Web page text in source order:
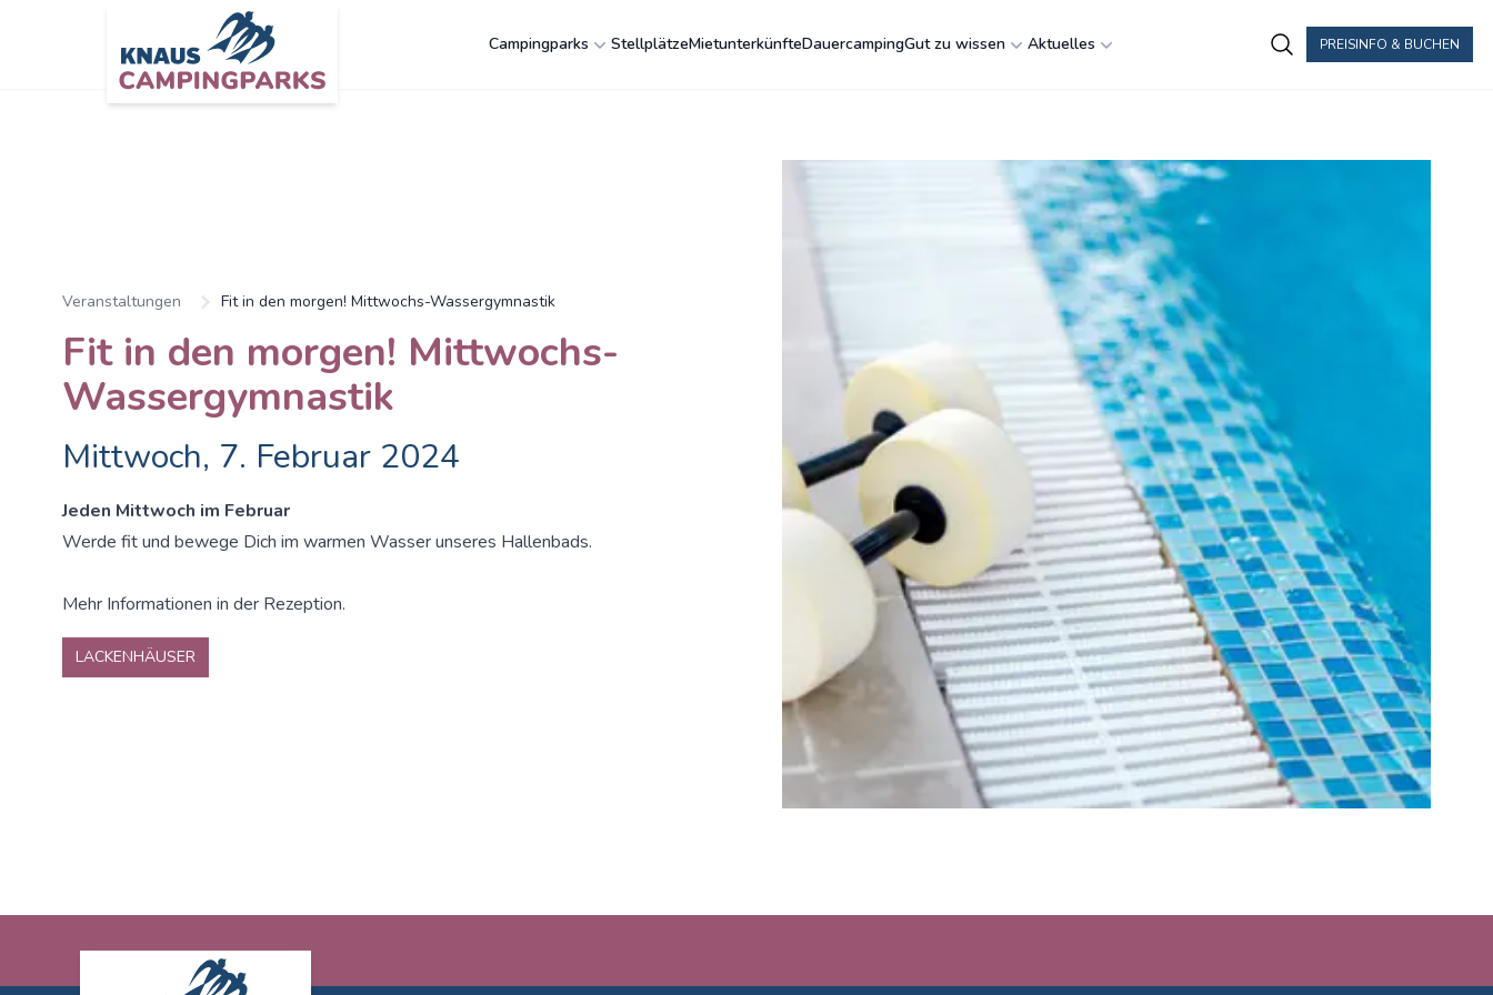
Zum Hauptinhalt springen
PREISINFO & BUCHEN
Campingparks StellplätzeMietunterkünfteDauercampingGut zu wissen Aktuelles
Veranstaltungen Fit in den morgen! Mittwochs-Wassergymnastik
Fit in den morgen! Mittwochs-
Wassergymnastik
Mittwoch, 7. Februar 2024
Jeden Mittwoch im Februar
Werde fit und bewege Dich im warmen Wasser unseres Hallenbads.
Mehr Informationen in der Rezeption.
LACKENHÄUSER